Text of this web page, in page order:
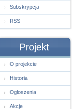
Subskrypcja
RSS
Projekt
O projekcie
Historia
Ogłoszenia
Akcje